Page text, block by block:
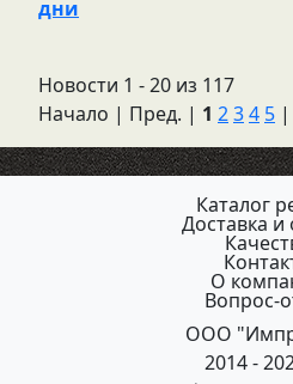
дни
Новости 1 - 20 из 117
Начало | Пред. | 1 234 5 |
Каталог
Доставка и
О
Вопрос-
ООО
2014 -